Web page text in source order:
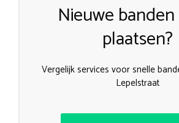
Nieuwe
plaatsen?
Vergelijk services voor snelle
Lepelstraat